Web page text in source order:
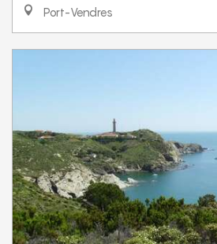
Port-Vendres